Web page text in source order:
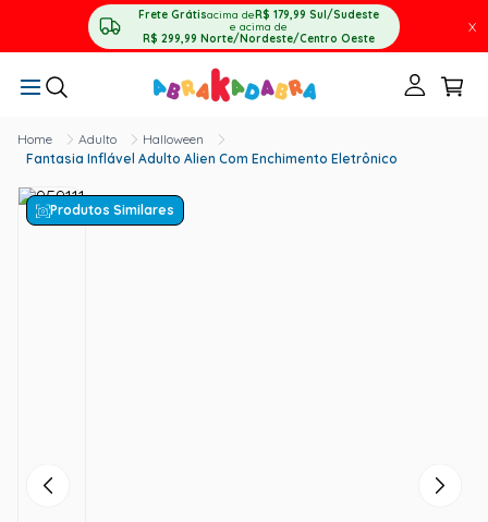
Frete Grátisacima deR$ 179,99 Sul/Sudeste
e acima de
R$ 299,99 Norte/Nordeste/Centro Oeste
X
Adulto
Halloween
Fantasia Inflável Adulto Alien Com Enchimento Eletrônico
Produtos Similares